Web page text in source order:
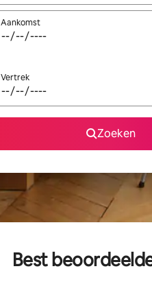
Aankomst
Vertrek
Zoeken
Best